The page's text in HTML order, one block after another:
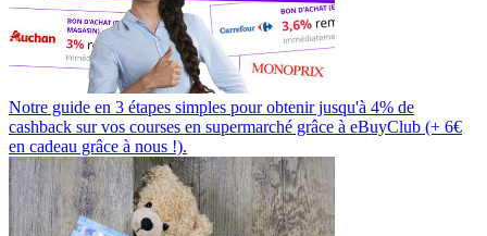
Notre guide en 3 étapes simples pour obtenir jusqu'à 4% de
cashback sur vos courses en supermarché grâce à eBuyClub (+ 6€
en cadeau grâce à nous !).